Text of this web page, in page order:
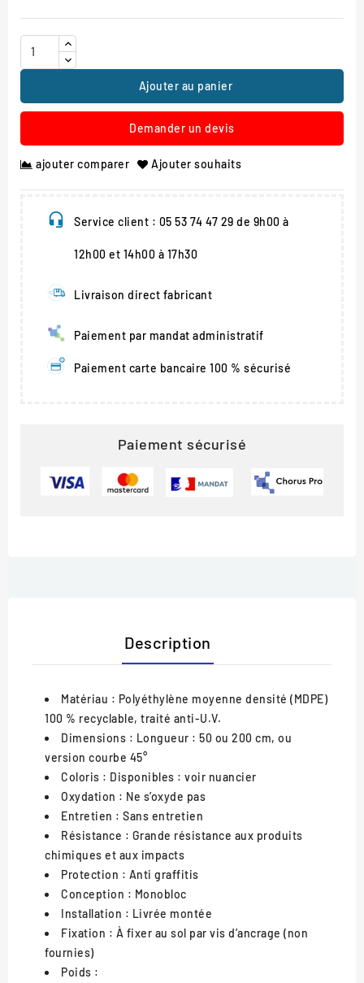
Ajouter au panier
Demander un devis
ajouter comparer Ajouter souhaits
Service client : 05 53 74 47 29 de 9h00 à
12h00 et 14h00 à 17h30
Livraison direct fabricant
Paiement par mandat administratif
Paiement carte bancaire 100 % sécurisé
Paiement sécurisé
Description
Matériau : Polyéthylène moyenne densité (MDPE)
100 % recyclable, traité anti-U.V.
Dimensions : Longueur : 50 ou 200 cm, ou
version courbe 45°
Coloris : Disponibles : voir nuancier
Oxydation : Ne s’oxyde pas
Entretien : Sans entretien
Résistance : Grande résistance aux produits
chimiques et aux impacts
Protection : Anti graffitis
Conception : Monobloc
Installation : Livrée montée
Fixation : À fixer au sol par vis d’ancrage (non
fournies)
Poids :